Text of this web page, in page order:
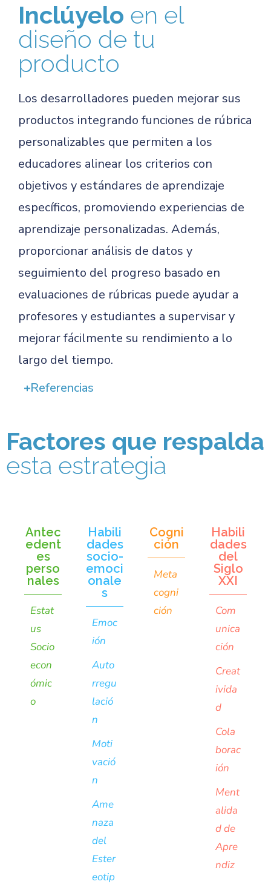
Inclúyelo en el
diseño de tu
producto
Los desarrolladores pueden mejorar sus
productos integrando funciones de rúbrica
personalizables que permiten a los
educadores alinear los criterios con
objetivos y estándares de aprendizaje
específicos, promoviendo experiencias de
aprendizaje personalizadas. Además,
proporcionar análisis de datos y
seguimiento del progreso basado en
evaluaciones de rúbricas puede ayudar a
profesores y estudiantes a supervisar y
mejorar fácilmente su rendimiento a lo
largo del tiempo.
Referencias
Factores que respalda
esta estrategia
Antec
edent
es
perso
nales
Estat
us
Socio
econ
ómic
o
Habili
dades
socio-
emoci
onale
s
Emoc
ión
Auto
rregu
lació
n
Moti
vació
n
Ame
naza
del
Ester
eotip
Cogni
ción
Meta
cogni
ción
Habili
dades
del
Siglo
XXI
Com
unica
ción
Creat
ivida
d
Cola
borac
ión
Ment
alida
d de
Apre
ndiz